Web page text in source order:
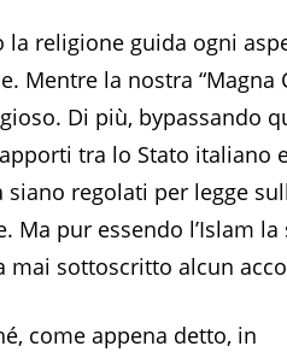
la religione guida ogni
Mentre la nostra “Magna
Di più, bypassando
tra lo Stato italiano
regolati per legge
Ma pur essendo l’Islam
mai sottoscritto alcun
come appena detto, in